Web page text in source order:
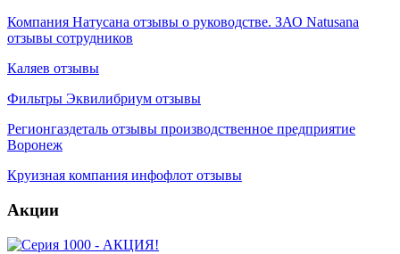
Компания Натусана отзывы о руководстве. ЗАО Natusana
отзывы сотрудников
Каляев отзывы
Фильтры Эквилибриум отзывы
Регионгаздеталь отзывы производственное предприятие
Воронеж
Круизная компания инфофлот отзывы
Акции